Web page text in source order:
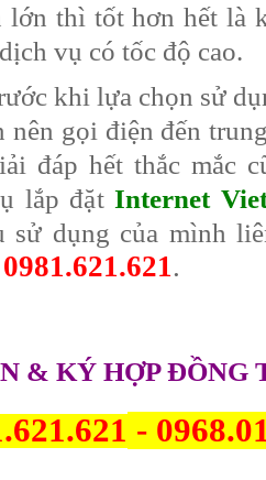
lớn thì tốt hơn hết là
vụ có tốc độ cao.
khi lựa chọn sử
nên gọi điện đến
đáp hết thắc mắc
lắp đặtInternet
sử dụng của mình
0981.621.621.
& KÝ HỢP ĐỒNG
-